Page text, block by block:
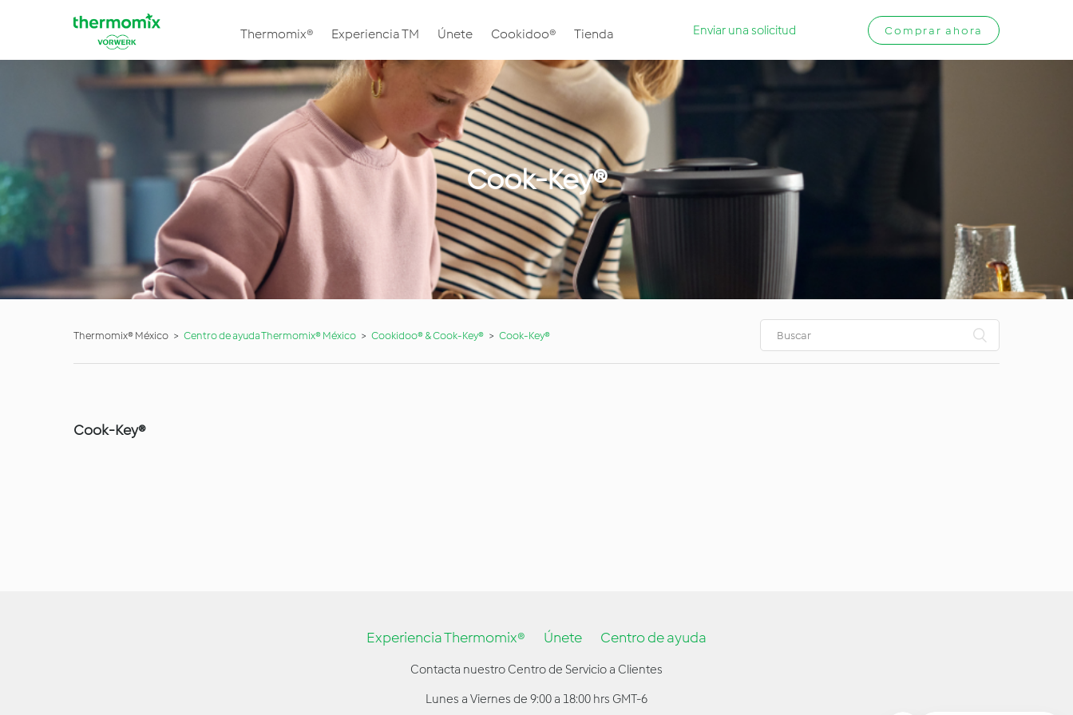
Thermomix® Experiencia TM Únete Cookidoo® Tienda Enviar una solicitud Comprar ahora
Cook-Key®
Thermomix® México Centro de ayuda Thermomix® México Cookidoo® & Cook-Key® Cook-Key®
Cook-Key®
Experiencia Thermomix® Únete Centro de ayuda
Contacta nuestro Centro de Servicio a Clientes
Lunes a Viernes de 9:00 a 18:00 hrs GMT-6